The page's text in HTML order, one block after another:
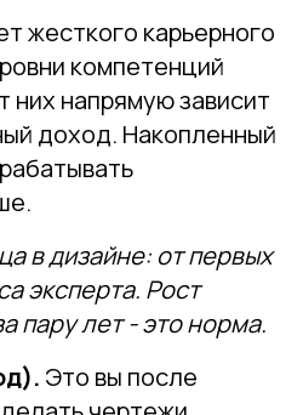
жесткого карьерного
компетенций
них напрямую зависит
доход. Накопленный
в дизайне: от первых
эксперта. Рост
пару лет - это норма.
Это вы после